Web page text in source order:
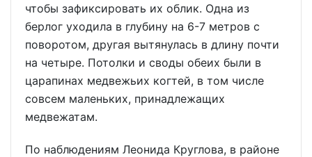
чтобы зафиксировать их облик. Одна из
берлог уходила в глубину на 6-7 метров с
поворотом, другая вытянулась в длину почти
на четыре. Потолки и своды обеих были в
царапинах медвежьих когтей, в том числе
совсем маленьких, принадлежащих
медвежатам.
По наблюдениям Леонида Круглова, в районе